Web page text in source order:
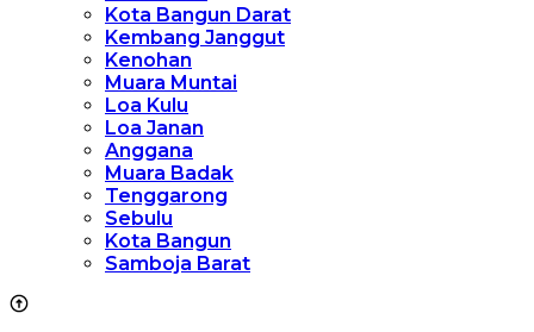
Kota Bangun Darat
Kembang Janggut
Kenohan
Muara Muntai
Loa Kulu
Loa Janan
Anggana
Muara Badak
Tenggarong
Sebulu
Kota Bangun
Samboja Barat